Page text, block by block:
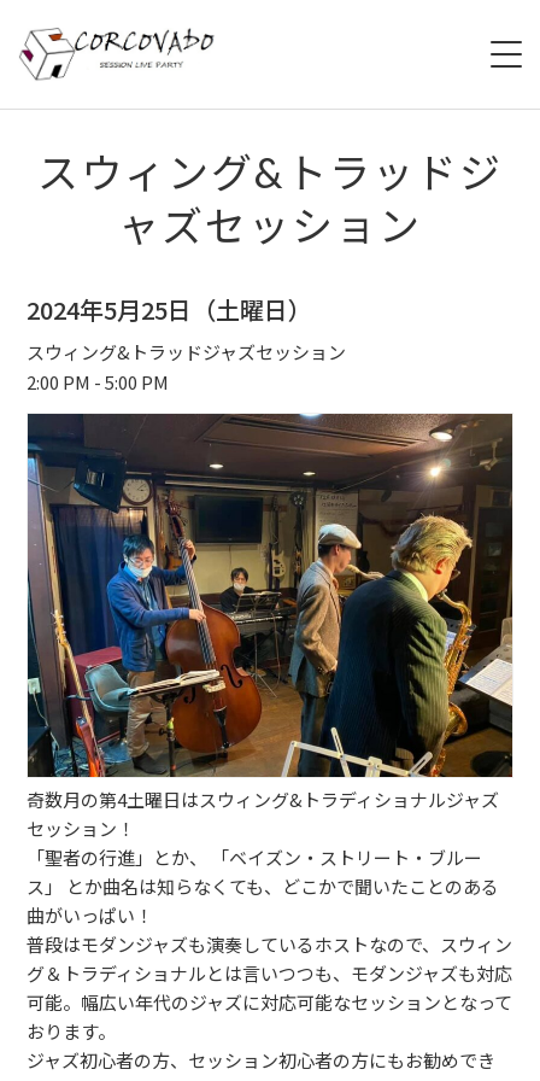
HOME
ABOUT
ACCESS
CONTACT
ブッキングライブ出演者募集！！
楽器機材等
初心者POPS
スウィング&トラッドジ
ャズセッション
2024年5月25日（土曜日）
スウィング&トラッドジャズセッション
2:00 PM - 5:00 PM
奇数月の第4土曜日はスウィング&トラディショナルジャズ
セッション！
「聖者の行進」とか、 「ベイズン・ストリート・ブルー
ス」 とか曲名は知らなくても、どこかで聞いたことのある
曲がいっぱい！
普段はモダンジャズも演奏しているホストなので、スウィン
グ＆トラディショナルとは言いつつも、モダンジャズも対応
可能。幅広い年代のジャズに対応可能なセッションとなって
おります。
ジャズ初心者の方、セッション初心者の方にもお勧めでき